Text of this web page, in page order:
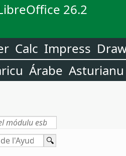
26.2
Calc Impress
Árabe Asturianu